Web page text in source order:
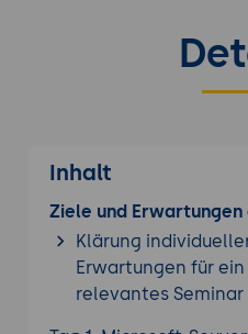
Inhalt
Ziele und
Klärung
Erwartungen für
relevantes Seminar